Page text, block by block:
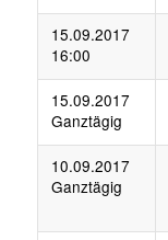
15.09.2017
16:00
15.09.2017
Ganztägig
10.09.2017
Ganztägig